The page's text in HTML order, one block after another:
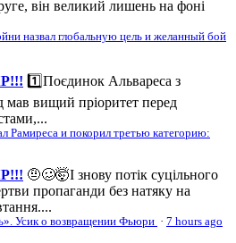
він великий лишень на фоні
назвал глобальную цель и желанный бой
1️⃣Поєдинок Альвареса з
мав вищий пріоритет перед
Рамиреса и покорил третью категорию:
🤨🥴🤯І знову потік суцільного
пропаганди без натяку на
Усик о возвращении Фьюри · 7 hours ago